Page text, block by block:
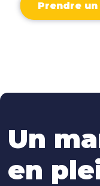
Prendre
Un
en